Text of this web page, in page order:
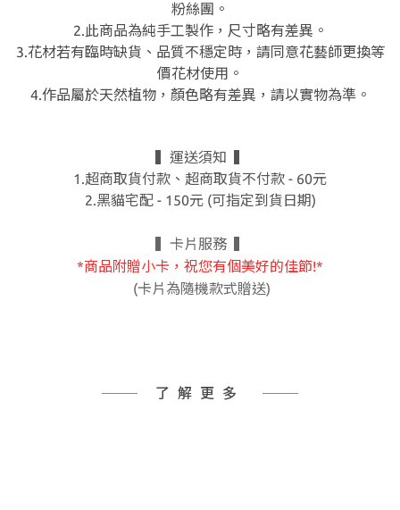
粉絲團。
2.此商品為純手工製作，尺寸略有差異。
3.花材若有臨時缺貨、品質不穩定時，請同意花藝師更換等
價花材使用。
4.作品屬於天然植物，顏色略有差異，請以實物為準。
▍運送須知 ▍
1.超商取貨付款、超商取貨不付款 - 60元
2.黑貓宅配 - 150元 (可指定到貨日期)
▍卡片服務 ▍
*商品附贈小卡，祝您有個美好的佳節!*
(卡片為隨機款式贈送)
了解更多